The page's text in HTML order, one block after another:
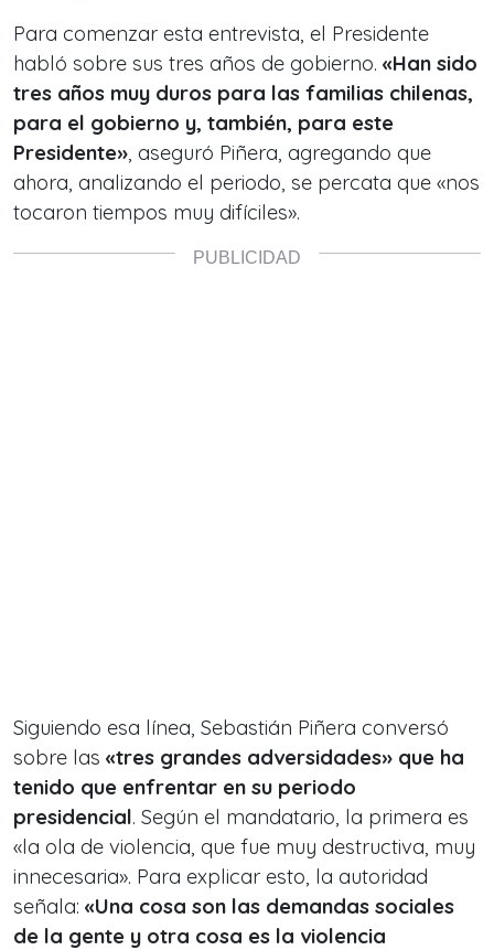
Para comenzar esta entrevista, el Presidente
habló sobre sus tres años de gobierno. «Han sido
tres años muy duros para las familias chilenas,
para el gobierno y, también, para este
Presidente», aseguró Piñera, agregando que
ahora, analizando el periodo, se percata que «nos
tocaron tiempos muy difíciles».
Siguiendo esa línea, Sebastián Piñera conversó
sobre las «tres grandes adversidades» que ha
tenido que enfrentar en su periodo
presidencial. Según el mandatario, la primera es
«la ola de violencia, que fue muy destructiva, muy
innecesaria». Para explicar esto, la autoridad
señala: «Una cosa son las demandas sociales
de la gente y otra cosa es la violencia